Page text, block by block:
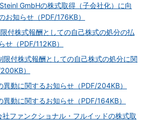
GmbHの株式取得（子会社化）に向
お知らせ（PDF/176KB）
付株式報酬としての自己株式の処分の払
せ（PDF/112KB）
付株式報酬としての自己株式の処分に関
）
動に関するお知らせ（PDF/204KB）
動に関するお知らせ（PDF/164KB）
ファンクショナル・フルイッドの株式取